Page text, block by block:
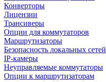
Конверторы
Лицензии
Трансиверы
Опции для коммутаторов
Маршрутизаторы
Безопасность локальных сетей
IP-камеры
Неуправляемые коммутаторы
Опции к маршрутизаторам